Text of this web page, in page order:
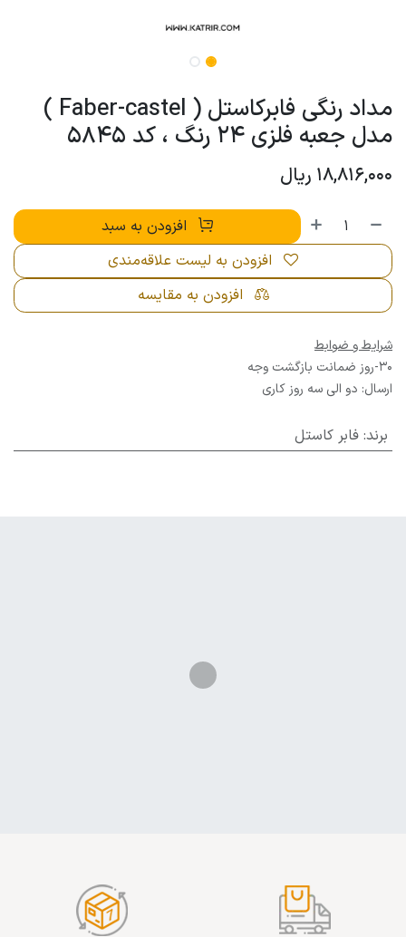
مداد رنگی فابرکاستل ( Faber-castel )
مدل جعبه فلزی 24 رنگ ، کد 5845
18,816,000 ریال
افزودن به سبد
افزودن به مقایسه
افزودن به لیست علاقه‌مندی
شرایط و ضوابط
30-روز ضمانت بازگشت وجه
ارسال: دو الی سه روز کاری
برند: فابر کاستل